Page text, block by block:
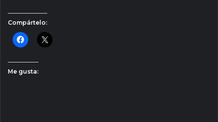
Compártelo:
Me gusta: